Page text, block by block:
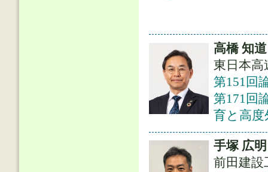
高橋 知道
東日本高
第151回
第171回
育と高度
手塚 広明
前田建設